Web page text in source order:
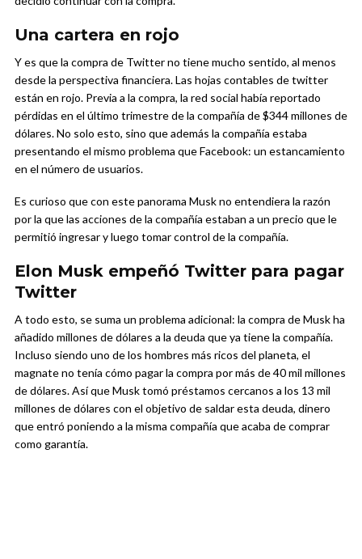
Una cartera en rojo
Y es que la compra de Twitter no tiene mucho sentido, al menos
desde la perspectiva financiera. Las hojas contables de twitter
están en rojo. Previa a la compra, la red social había reportado
pérdidas en el último trimestre de la compañía de $344 millones de
dólares. No solo esto, sino que además la compañía estaba
presentando el mismo problema que Facebook: un estancamiento
en el número de usuarios.
Es curioso que con este panorama Musk no entendiera la razón
por la que las acciones de la compañía estaban a un precio que le
permitió ingresar y luego tomar control de la compañía.
Elon Musk empeñó Twitter para pagar
Twitter
A todo esto, se suma un problema adicional: la compra de Musk ha
añadido millones de dólares a la deuda que ya tiene la compañía.
Incluso siendo uno de los hombres más ricos del planeta, el
magnate no tenía cómo pagar la compra por más de 40 mil millones
de dólares. Así que Musk tomó préstamos cercanos a los 13 mil
millones de dólares con el objetivo de saldar esta deuda, dinero
que entró poniendo a la misma compañía que acaba de comprar
como garantía.